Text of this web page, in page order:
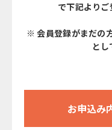
で下記よりご
※ 会員登録がまだの
と